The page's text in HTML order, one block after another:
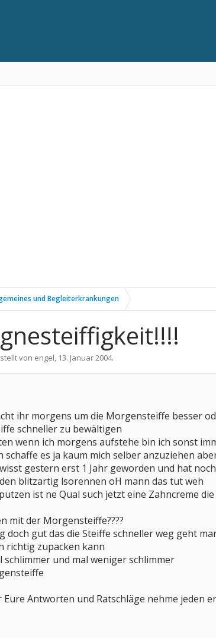
und Begleiterkrankungen
von engel, 13. Januar 2004.
ihr morgens um die Morgensteiffe besser
schneller zu bewältigen
wenn ich morgens aufstehe bin ich sonst
schaffe es ja kaum mich selber anzuziehen
gestern erst 1 Jahr geworden und hat
blitzartig lsorennen oH mann das tut weh
ist ne Qual such jetzt eine Zahncreme
mit der Morgensteiffe????
doch gut das die Steiffe schneller weg geht
richtig zupacken kann
und mal weniger schlimmer
Antworten und Ratschläge nehme jeden